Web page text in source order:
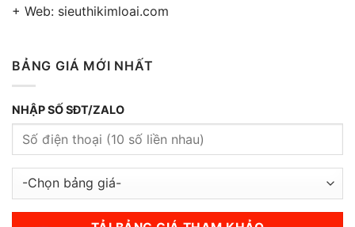
+ Web: sieuthikimloai.com
BẢNG GIÁ MỚI NHẤT
NHẬP SỐ SĐT/ZALO